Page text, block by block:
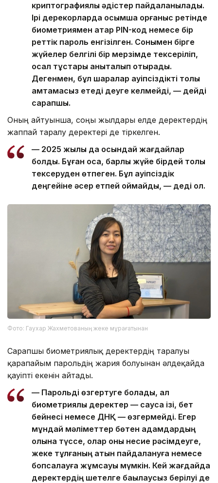
криптографиялық әдістер пайдаланылады.
Ірі дерекқорларда қосымша қорғаныс ретінде
биометриямен қатар PIN-код немесе бір
реттік пароль енгізілген. Сонымен бірге
жүйелер белгілі бір мерзімде тексеріліп,
осал тұстары анықталып отырады.
Дегенмен, бұл шаралар қауіпсіздікті толық
қамтамасыз етеді деуге келмейді, — дейді
сарапшы.
Оның айтуынша, соңғы жылдары елде деректердің
жаппай таралу деректері де тіркелген.
— 2025 жылы да осындай жағдайлар
болды. Бұған қоса, барлық жүйе бірдей толық
тексеруден өтпеген. Бұл қауіпсіздік
деңгейіне әсер етпей қоймайды, — деді ол.
Фото: Гаухар Жахметованың жеке мұрағатынан
Сарапшы биометриялық деректердің таралуы
қарапайым парольдің жария болуынан әлдеқайда
қауіпті екенін айтады.
— Парольді өзгертуге болады, ал
биометриялық деректер — саусақ ізі, бет
бейнесі немесе ДНҚ — өзгермейді. Егер
мұндай мәліметтер бөтен адамдардың
қолына түссе, олар оны несие рәсімдеуге,
жеке тұлғаның атын пайдалануға немесе
бопсалауға жұмсауы мүмкін. Кей жағдайда
деректердің шетелге бақылаусыз берілуі де